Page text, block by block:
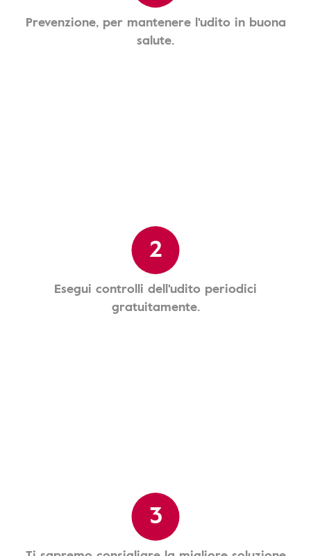
Prevenzione, per mantenere l'udito in buona
salute.
2
Esegui controlli dell'udito periodici
gratuitamente.
3